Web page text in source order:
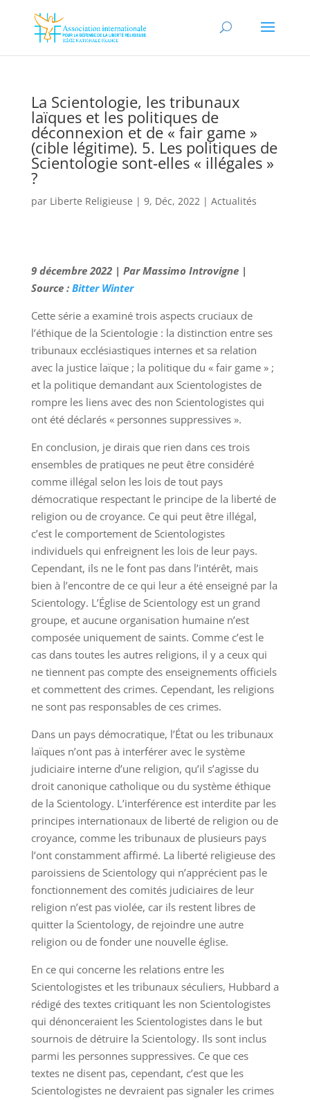
La Scientologie, les tribunaux
laïques et les politiques de
déconnexion et de « fair game »
(cible légitime). 5. Les politiques de
Scientologie sont-elles « illégales »
?
par Liberte Religieuse | 9, Déc, 2022| Actualités
9 décembre 2022 | Par Massimo Introvigne |
Source : Bitter Winter
Cette série a examiné trois aspects cruciaux de
l’éthique de la Scientologie : la distinction entre ses
tribunaux ecclésiastiques internes et sa relation
avec la justice laïque ; la politique du « fair game » ;
et la politique demandant aux Scientologistes de
rompre les liens avec des non Scientologistes qui
ont été déclarés « personnes suppressives ».
En conclusion, je dirais que rien dans ces trois
ensembles de pratiques ne peut être considéré
comme illégal selon les lois de tout pays
démocratique respectant le principe de la liberté de
religion ou de croyance. Ce qui peut être illégal,
c’est le comportement de Scientologistes
individuels qui enfreignent les lois de leur pays.
Cependant, ils ne le font pas dans l’intérêt, mais
bien à l’encontre de ce qui leur a été enseigné par la
Scientology. L’Église de Scientology est un grand
groupe, et aucune organisation humaine n’est
composée uniquement de saints. Comme c’est le
cas dans toutes les autres religions, il y a ceux qui
ne tiennent pas compte des enseignements officiels
et commettent des crimes. Cependant, les religions
ne sont pas responsables de ces crimes.
Dans un pays démocratique, l’État ou les tribunaux
laïques n’ont pas à interférer avec le système
judiciaire interne d’une religion, qu’il s’agisse du
droit canonique catholique ou du système éthique
de la Scientology. L’interférence est interdite par les
principes internationaux de liberté de religion ou de
croyance, comme les tribunaux de plusieurs pays
l’ont constamment affirmé. La liberté religieuse des
paroissiens de Scientology qui n’apprécient pas le
fonctionnement des comités judiciaires de leur
religion n’est pas violée, car ils restent libres de
quitter la Scientology, de rejoindre une autre
religion ou de fonder une nouvelle église.
En ce qui concerne les relations entre les
Scientologistes et les tribunaux séculiers, Hubbard a
rédigé des textes critiquant les non Scientologistes
qui dénonceraient les Scientologistes dans le but
sournois de détruire la Scientology. Ils sont inclus
parmi les personnes suppressives. Ce que ces
textes ne disent pas, cependant, c’est que les
Scientologistes ne devraient pas signaler les crimes